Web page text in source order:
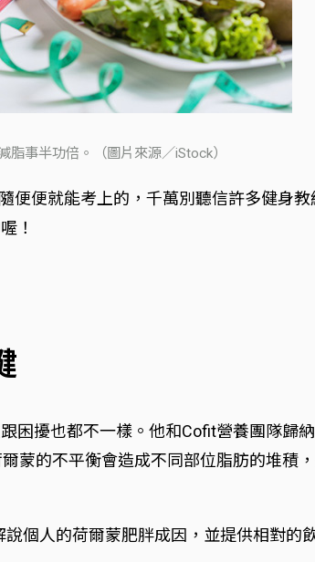
事半功倍。（圖片來源／iStock）
便便就能考上的，千萬別聽信許多健身
！
困擾也都不一樣。他和Cofit營養團隊歸
蒙的不平衡會造成不同部位脂肪的堆積
個人的荷爾蒙肥胖成因，並提供相對的